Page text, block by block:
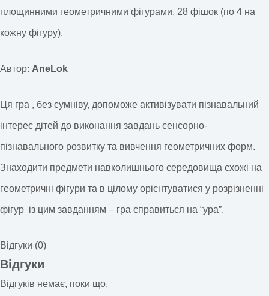
площинними геометричними фігурами, 28 фішок (по 4 на
кожну фігуру).
Автор: AneLok
Ця гра , без сумніву, допоможе активізувати пізнавальний
інтерес дітей до виконання завдань сенсорно-
пізнавального розвитку та вивчення геометричних форм.
Знаходити предмети навколишнього середовища схожі на
геометричні фігури та в цілому орієнтуватися у розрізненні
фігур із цим завданням – гра справиться на “ура”.
Відгуки (0)
Відгуки
Відгуків немає, поки що.